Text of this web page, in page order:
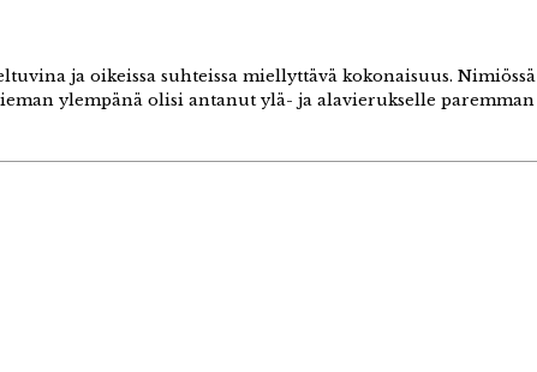
ja oikeissa suhteissa miellyttävä kokonaisuus. Nimiössä
ylempänä olisi antanut ylä- ja alavierukselle paremman